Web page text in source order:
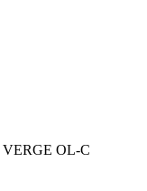
VERGE OL-C